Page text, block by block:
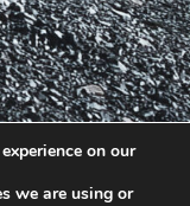
on our
we are using or